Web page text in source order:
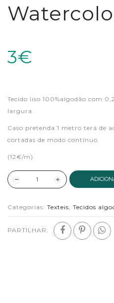
3€
Tecido liso 100%algodão com
largura.
Caso pretenda 1 metro terá de
cortadas de modo contínuo.
(12€/m)
Categorias: Texteis Tecidos
PARTILHAR: